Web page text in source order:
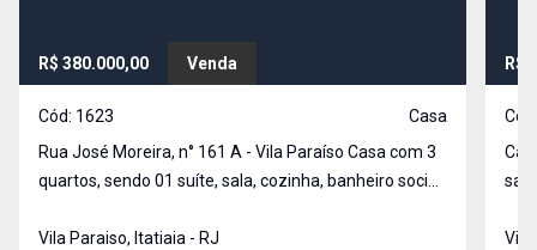
R$ 380.000,00 Venda
Cód: 1623
Casa
Rua José Moreira, n° 161 A - Vila Paraíso Casa com 3
quartos, sendo 01 suíte, sala, cozinha, banheiro social,
Vila Paraiso, Itatiaia - RJ
R$
Vila